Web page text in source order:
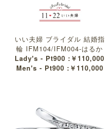
いい夫婦 ブライダル 結婚指
輪 IFM104/IFM004-はるか
Lady's - Pt900 :￥110,000
Men's - Pt900 :￥110,000